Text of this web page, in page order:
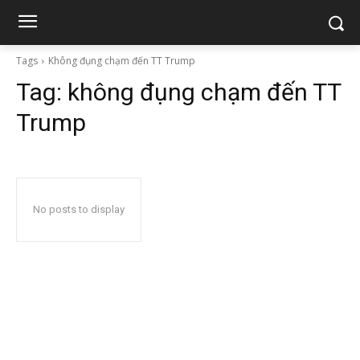
Tags Không đụng chạm đến TT Trump
Tag: không đụng chạm đến TT
Trump
No posts to display